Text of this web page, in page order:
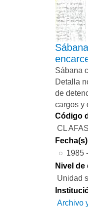
Sábana
Detalla
de
cargos y
Código
CL
Fecha(s)
1985
Nivel de
Unidad
Archivo